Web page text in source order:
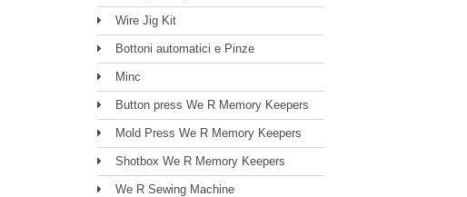
Wire Jig Kit
Bottoni automatici e Pinze
Minc
Button press We R Memory Keepers
Mold Press We R Memory Keepers
Shotbox We R Memory Keepers
We R Sewing Machine